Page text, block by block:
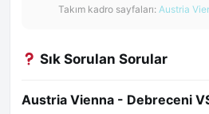
Takım kadro sayfaları: Austria
Sık Sorulan Sorular
Austria Vienna - Debreceni